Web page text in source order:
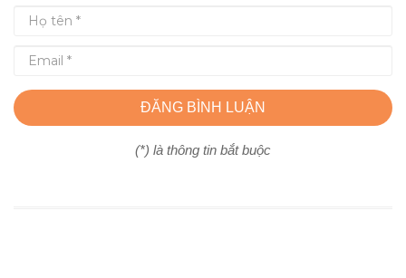
ĐĂNG BÌNH LUẬN
(*) là thông tin bắt buộc